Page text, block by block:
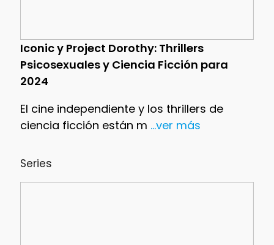
Iconic y Project Dorothy: Thrillers
Psicosexuales y Ciencia Ficción para
2024
El cine independiente y los thrillers de
ciencia ficción están m ...ver más
Series